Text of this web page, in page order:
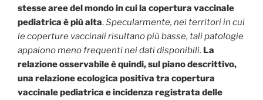
stesse aree del mondo in cui la copertura vaccinale
pediatrica è più alta.Specularmente, nei territori in cui
le coperture vaccinali risultano più basse, tali patologie
appaiono meno frequenti nei dati disponibili. La
relazione osservabile è quindi, sul piano descrittivo,
una relazione ecologica positiva tra copertura
vaccinale pediatrica e incidenza registrata delle